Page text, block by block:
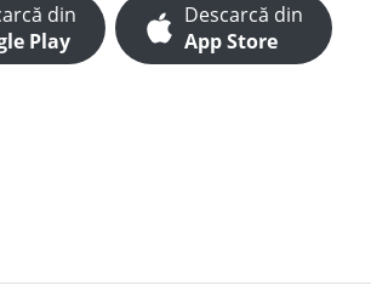
din
Play
Descarcă din
App Store